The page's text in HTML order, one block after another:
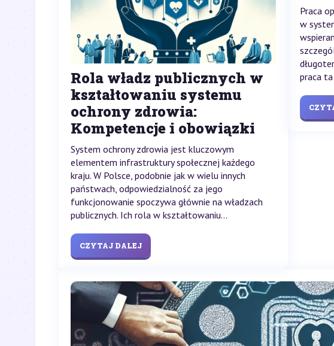
Rola władz publicznych w
kształtowaniu systemu
ochrony zdrowia:
Kompetencje i obowiązki
System ochrony zdrowia jest kluczowym
elementem infrastruktury społecznej każdego
kraju. W Polsce, podobnie jak w wielu innych
państwach, odpowiedzialność za jego
funkcjonowanie spoczywa głównie na władzach
publicznych. Ich rola w kształtowaniu...
CZYTAJ DALEJ
Praca
w
praca